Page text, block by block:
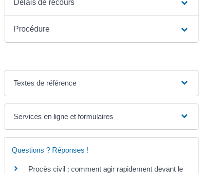
Délais de recours
Procédure
Textes de référence
Services en ligne et formulaires
Questions ? Réponses !
Procès civil : comment agir rapidement devant le